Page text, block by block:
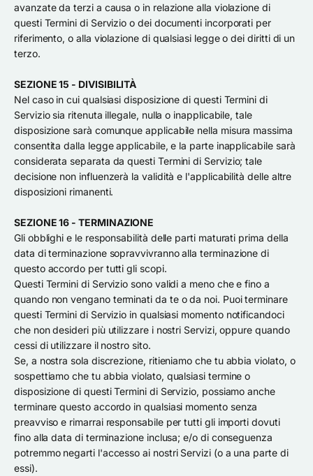
avanzate da terzi a causa o in relazione alla violazione di
questi Termini di Servizio o dei documenti incorporati per
riferimento, o alla violazione di qualsiasi legge o dei diritti di un
terzo.
SEZIONE 15 - DIVISIBILITÀ
Nel caso in cui qualsiasi disposizione di questi Termini di
Servizio sia ritenuta illegale, nulla o inapplicabile, tale
disposizione sarà comunque applicabile nella misura massima
consentita dalla legge applicabile, e la parte inapplicabile sarà
considerata separata da questi Termini di Servizio; tale
decisione non influenzerà la validità e l'applicabilità delle altre
disposizioni rimanenti.
SEZIONE 16 - TERMINAZIONE
Gli obblighi e le responsabilità delle parti maturati prima della
data di terminazione sopravvivranno alla terminazione di
questo accordo per tutti gli scopi.
Questi Termini di Servizio sono validi a meno che e fino a
quando non vengano terminati da te o da noi. Puoi terminare
questi Termini di Servizio in qualsiasi momento notificandoci
che non desideri più utilizzare i nostri Servizi, oppure quando
cessi di utilizzare il nostro sito.
Se, a nostra sola discrezione, ritieniamo che tu abbia violato, o
sospettiamo che tu abbia violato, qualsiasi termine o
disposizione di questi Termini di Servizio, possiamo anche
terminare questo accordo in qualsiasi momento senza
preavviso e rimarrai responsabile per tutti gli importi dovuti
fino alla data di terminazione inclusa; e/o di conseguenza
potremmo negarti l'accesso ai nostri Servizi (o a una parte di
essi).